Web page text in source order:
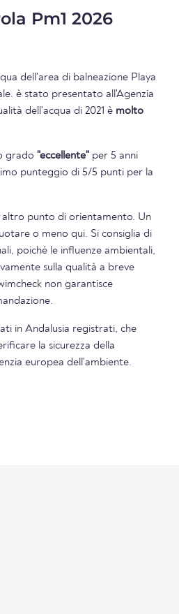
Pm1 2026
dell'area di balneazione Playa
è stato presentato all'Agenzia
dell'acqua di 2021 è molto
grado "eccellente" per 5 anni
punteggio di 5/5 punti per la
altro punto di orientamento. Un
o meno qui. Si consiglia di
poiché le influenze ambientali,
sulla qualità a breve
non garantisce
in Andalusia registrati, che
la sicurezza della
europea dell'ambiente.